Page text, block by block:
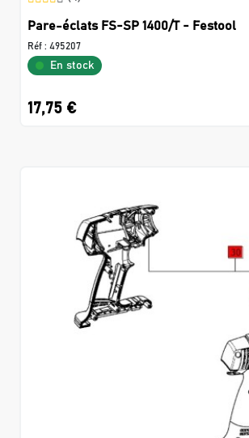
Pare-éclats FS-SP 1400/T - Festool
Réf : 495207
En stock
17,75 €